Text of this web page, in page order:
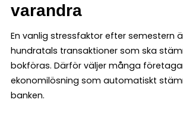
varandra
En vanlig stressfaktor efter semestern
hundratals transaktioner som ska
bokföras. Därför väljer många
ekonomilösning som automatiskt
banken.